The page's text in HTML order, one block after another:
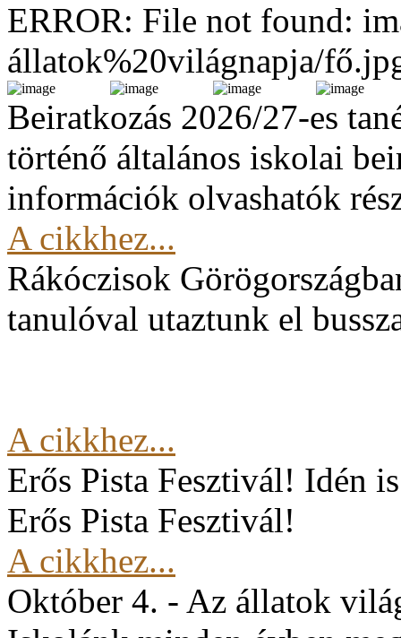
ERROR: File not found:
állatok%20világnapja/
Beiratkozás 2026/27-es
történő általános iskolai
információk olvashatók
A cikkhez...
Rákóczisok
tanulóval utaztunk el
A cikkhez...
Erős Pista Fesztivál! Idén
Erős Pista Fesztivál!
A cikkhez...
Október 4. - Az állatok